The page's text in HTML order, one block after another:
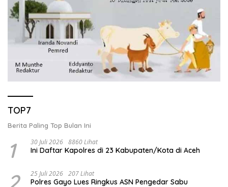
TOP7
Berita Paling Top Bulan Ini
1 30 Juli 2026 8860 Lihat
Ini Daftar Kapolres di 23 Kabupaten/Kota di Aceh
2 25 Juli 2026 207 Lihat
Polres Gayo Lues Ringkus ASN Pengedar Sabu